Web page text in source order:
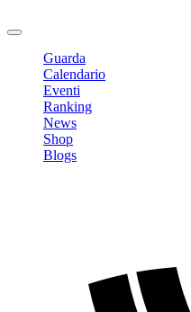
Guarda
Calendario
Eventi
Ranking
News
Shop
Blogs